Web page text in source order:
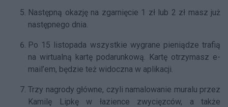
Następną okazję na zgarnięcie 1 zł lub 2 zł masz już
następnego dnia.
Po 15 listopada wszystkie wygrane pieniądze trafią
na wirtualną kartę podarunkową. Kartę otrzymasz e-
mail’em, będzie też widoczna w aplikacji.
Trzy nagrody główne, czyli namalowanie muralu przez
Kamilę Lipkę w łazience zwycięzców, a także